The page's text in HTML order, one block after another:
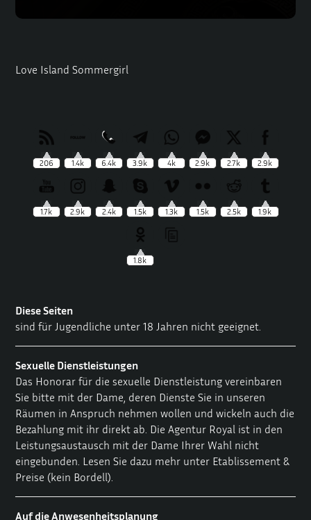
206 1.4k 6.4k 3.9k 4k 2.9k 2.7k 2.9k
1.7k 2.9k 2.4k 1.5k 1.3k 1.5k 2.5k 1.9k
1.8k
Love Island Sommergirl
Diese Seiten
sind für Jugendliche unter 18 Jahren nicht geeignet.
Sexuelle Dienstleistungen
Das Honorar für die sexuelle Dienstleistung vereinbaren
Sie bitte mit der Dame, deren Dienste Sie in unseren
Räumen in Anspruch nehmen wollen und wickeln auch die
Bezahlung mit ihr direkt ab. Die Agentur Royal ist in den
Leistungsaustausch mit der Dame Ihrer Wahl nicht
eingebunden. Lesen Sie dazu mehr unter Etablissement &
Preise (kein Bordell).
Auf die Anwesenheitsplanung